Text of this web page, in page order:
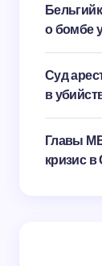
о бомбе
Суд
в
Главы
кризис